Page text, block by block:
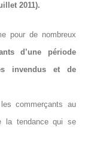
2011).
pour de nombreux
d’une période
invendus et de
commerçants au
la tendance qui se